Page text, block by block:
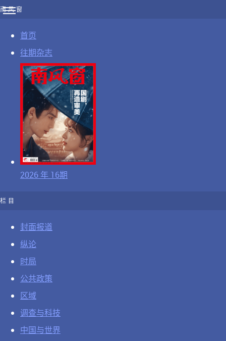
南风窗
首页
往期杂志
2026 年 16期
栏目
封面报道
纵论
时局
公共政策
区域
调查与科技
中国与世界